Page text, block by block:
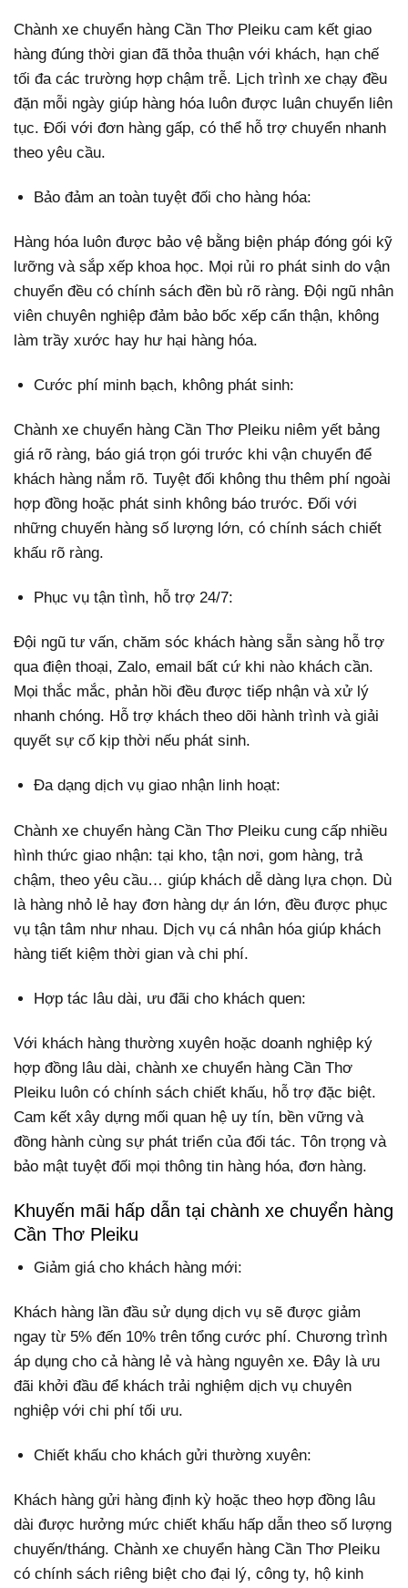
Chành xe chuyển hàng Cần Thơ Pleiku cam kết giao
hàng đúng thời gian đã thỏa thuận với khách, hạn chế
tối đa các trường hợp chậm trễ. Lịch trình xe chạy đều
đặn mỗi ngày giúp hàng hóa luôn được luân chuyển liên
tục. Đối với đơn hàng gấp, có thể hỗ trợ chuyển nhanh
theo yêu cầu.
Bảo đảm an toàn tuyệt đối cho hàng hóa:
Hàng hóa luôn được bảo vệ bằng biện pháp đóng gói kỹ
lưỡng và sắp xếp khoa học. Mọi rủi ro phát sinh do vận
chuyển đều có chính sách đền bù rõ ràng. Đội ngũ nhân
viên chuyên nghiệp đảm bảo bốc xếp cẩn thận, không
làm trầy xước hay hư hại hàng hóa.
Cước phí minh bạch, không phát sinh:
Chành xe chuyển hàng Cần Thơ Pleiku niêm yết bảng
giá rõ ràng, báo giá trọn gói trước khi vận chuyển để
khách hàng nắm rõ. Tuyệt đối không thu thêm phí ngoài
hợp đồng hoặc phát sinh không báo trước. Đối với
những chuyến hàng số lượng lớn, có chính sách chiết
khấu rõ ràng.
Phục vụ tận tình, hỗ trợ 24/7:
Đội ngũ tư vấn, chăm sóc khách hàng sẵn sàng hỗ trợ
qua điện thoại, Zalo, email bất cứ khi nào khách cần.
Mọi thắc mắc, phản hồi đều được tiếp nhận và xử lý
nhanh chóng. Hỗ trợ khách theo dõi hành trình và giải
quyết sự cố kịp thời nếu phát sinh.
Đa dạng dịch vụ giao nhận linh hoạt:
Chành xe chuyển hàng Cần Thơ Pleiku cung cấp nhiều
hình thức giao nhận: tại kho, tận nơi, gom hàng, trả
chậm, theo yêu cầu… giúp khách dễ dàng lựa chọn. Dù
là hàng nhỏ lẻ hay đơn hàng dự án lớn, đều được phục
vụ tận tâm như nhau. Dịch vụ cá nhân hóa giúp khách
hàng tiết kiệm thời gian và chi phí.
Hợp tác lâu dài, ưu đãi cho khách quen:
Với khách hàng thường xuyên hoặc doanh nghiệp ký
hợp đồng lâu dài, chành xe chuyển hàng Cần Thơ
Pleiku luôn có chính sách chiết khấu, hỗ trợ đặc biệt.
Cam kết xây dựng mối quan hệ uy tín, bền vững và
đồng hành cùng sự phát triển của đối tác. Tôn trọng và
bảo mật tuyệt đối mọi thông tin hàng hóa, đơn hàng.
Khuyến mãi hấp dẫn tại chành xe chuyển hàng
Cần Thơ Pleiku
Giảm giá cho khách hàng mới:
Khách hàng lần đầu sử dụng dịch vụ sẽ được giảm
ngay từ 5% đến 10% trên tổng cước phí. Chương trình
áp dụng cho cả hàng lẻ và hàng nguyên xe. Đây là ưu
đãi khởi đầu để khách trải nghiệm dịch vụ chuyên
nghiệp với chi phí tối ưu.
Chiết khấu cho khách gửi thường xuyên:
Khách hàng gửi hàng định kỳ hoặc theo hợp đồng lâu
dài được hưởng mức chiết khấu hấp dẫn theo số lượng
chuyến/tháng. Chành xe chuyển hàng Cần Thơ Pleiku
có chính sách riêng biệt cho đại lý, công ty, hộ kinh